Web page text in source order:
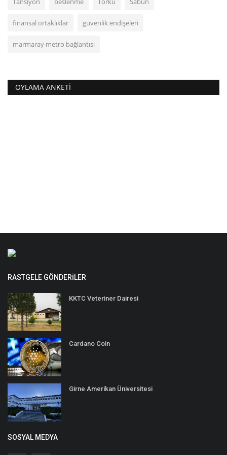
finansal ortaklıklar güvenlik endişeleri
marmaray metro bağlantısı
OYLAMA ANKETI
RASTGELE GÖNDERILER
KKTC Veteriner Dairesi
Cardano Coin
Girne Amerikan Üniversitesi
SOSYAL MEDYA